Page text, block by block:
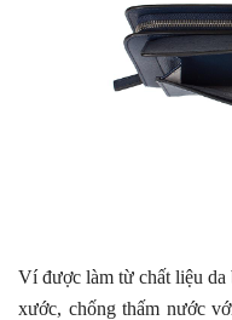
Ví được làm từ chất liệu da
xước, chống thấm nước